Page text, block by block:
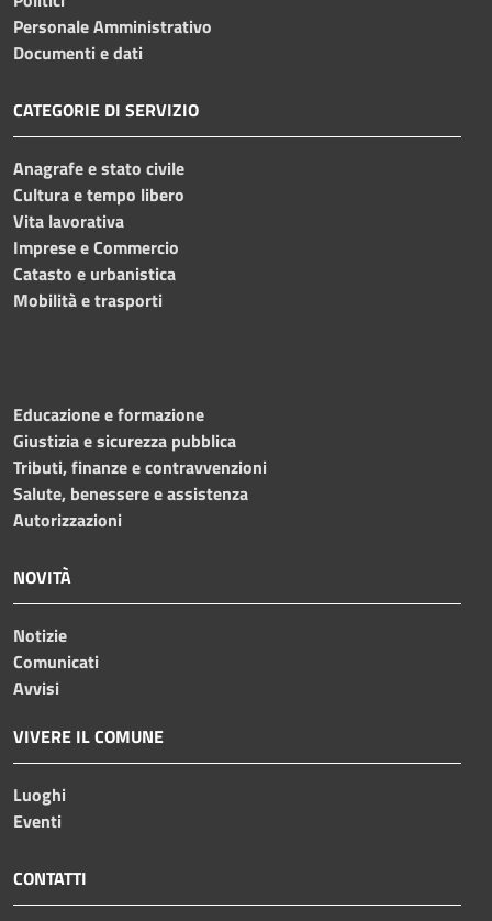
Personale Amministrativo
Documenti e dati
CATEGORIE DI SERVIZIO
Anagrafe e stato civile
Cultura e tempo libero
Vita lavorativa
Imprese e Commercio
Catasto e urbanistica
Mobilità e trasporti
Educazione e formazione
Giustizia e sicurezza pubblica
Tributi, finanze e contravvenzioni
Salute, benessere e assistenza
Autorizzazioni
NOVITÀ
Notizie
Comunicati
Avvisi
VIVERE IL COMUNE
Luoghi
Eventi
CONTATTI